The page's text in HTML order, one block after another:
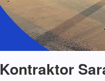
Kontraktor